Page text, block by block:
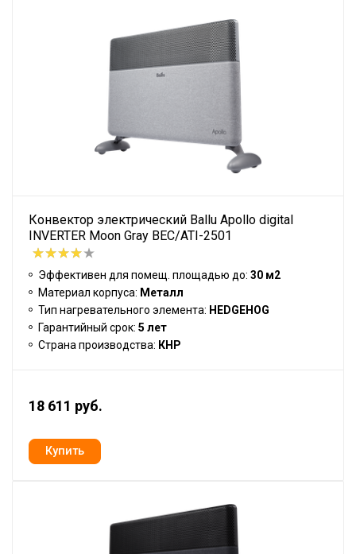
Конвектор электрический Ballu Apollo digital
INVERTER Moon Gray BEC/ATI-2501
Эффективен для помещ. площадью до: 30 м2
Материал корпуса: Металл
Тип нагревательного элемента: HEDGEHOG
Гарантийный срок: 5 лет
Страна производства: КНР
18 611 руб.